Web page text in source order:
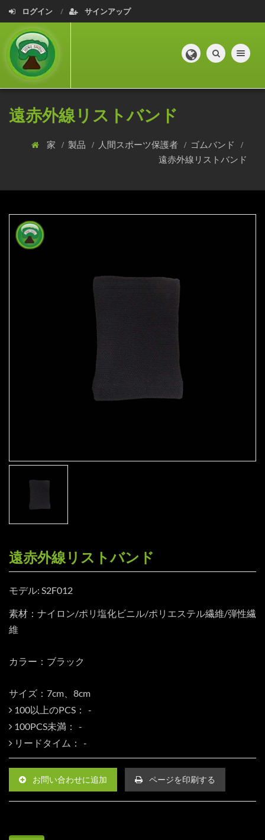
ログイン サインアップ
Toggle
遠赤外線リストバンド
家 製品 人間スポーツ保護者
ゴムバンド
遠赤外線リストバンド
遠赤外線リストバンド
モデル: S2F012
素材：ナイロン/ポリ塩化ビニル/ポリエステル繊維/弾性繊
維
カラー：ブラック
サイズ：7cm、8cm
100以上のPCS：
100PCS未満：
リードタイム：
お問い合わせに追加 ページを印刷する